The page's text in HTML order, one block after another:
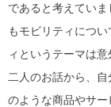
であると考えてい
もモビリティにつ
ィというテーマは
二人のお話から、
のような商品やサ